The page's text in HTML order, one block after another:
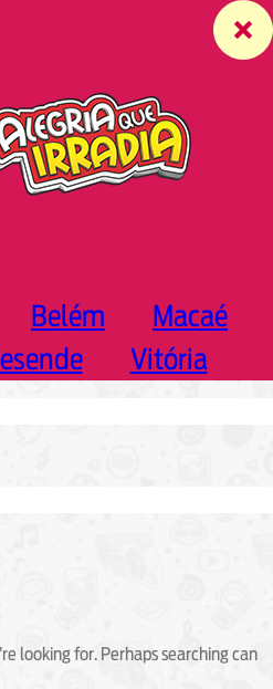
Belém
Macaé
Vitória
looking for. Perhaps searching can